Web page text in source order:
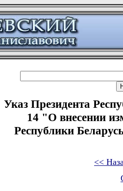
Указ Президента
14 "О внесении
Республики
<<